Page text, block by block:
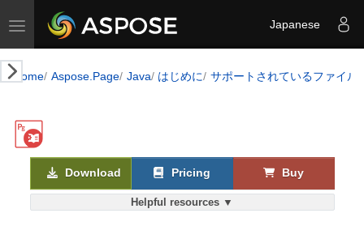
Toggle navigation Japanese
Home Aspose.Page Java はじめに サポートされているファイル
Helpful resources ▼
Download Pricing Buy